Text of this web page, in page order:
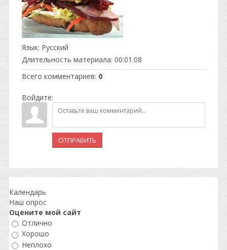
Язык: Русский
Длительность материала: 00:01:08
Всего комментариев: 0
Войдите:
ОТПРАВИТЬ
Календарь
Наш опрос
Оцените мой сайт
Отлично
Хорошо
Неплохо